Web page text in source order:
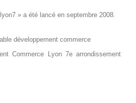
» a été lancé en septembre 2008.
développement commerce
Commerce Lyon 7e arrondissement